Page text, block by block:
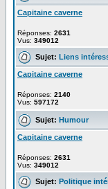
Capitaine caverne
Réponses: 2631
Vus: 349012
Sujet: Liens
Capitaine caverne
Réponses: 2140
Vus: 597172
Sujet: Humour
Capitaine caverne
Réponses: 2631
Vus: 349012
Sujet: Politique